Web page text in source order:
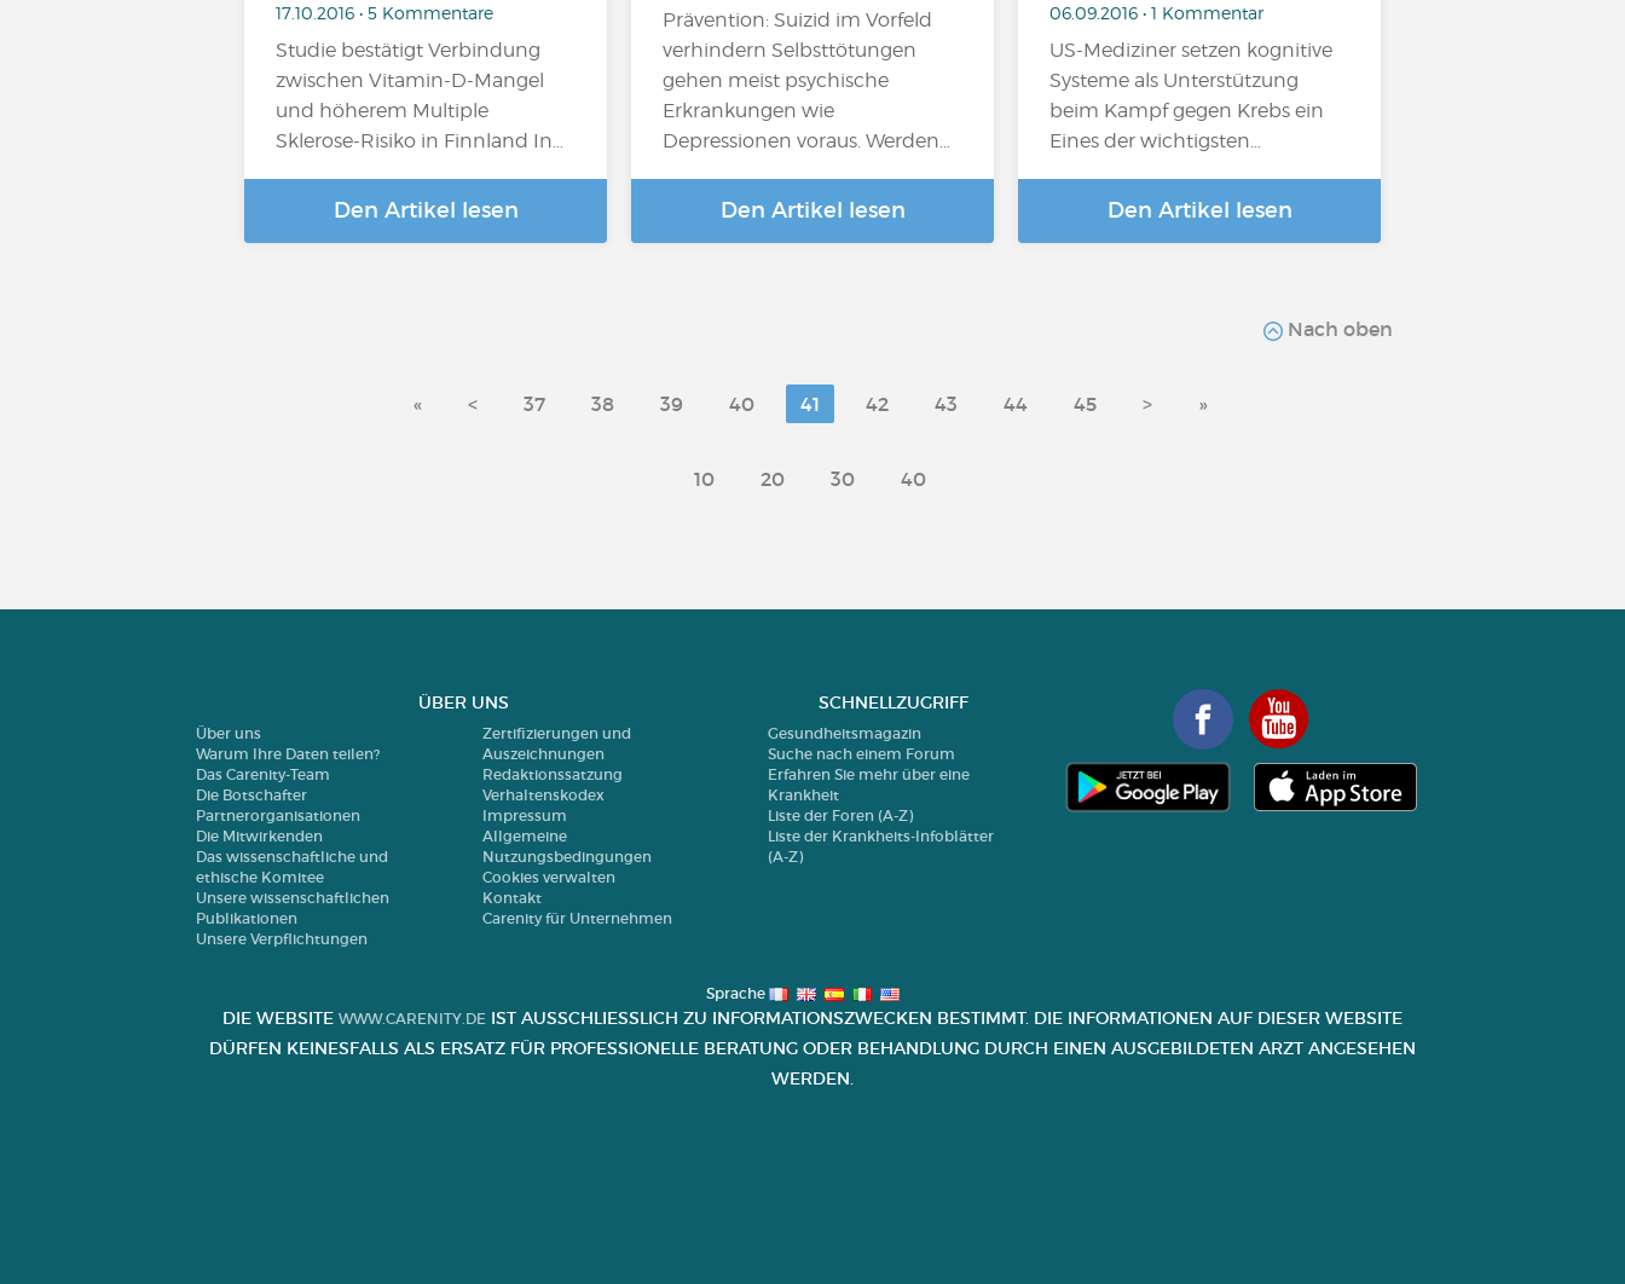
17.10.2016 • 5 Kommentare
Studie bestätigt Verbindung
zwischen Vitamin-D-Mangel
und höherem Multiple
Sklerose-Risiko in Finnland In…
Den Artikel lesen
Prävention: Suizid im Vorfeld
verhindern Selbsttötungen
gehen meist psychische
Erkrankungen wie
Depressionen voraus. Werden…
Den Artikel lesen
06.09.2016 • 1 Kommentar
US-Mediziner setzen kognitive
Systeme als Unterstützung
beim Kampf gegen Krebs ein
Eines der wichtigsten…
Den Artikel lesen
Nach oben
« < 37 38 39 40 41 42 43 44 45 > »
10 20 30 40
ÜBER UNS
Über uns
Warum Ihre Daten teilen?
Das Carenity-Team
Die Botschafter
Partnerorganisationen
Die Mitwirkenden
Das wissenschaftliche und
ethische Komitee
Unsere wissenschaftlichen
Publikationen
Unsere Verpflichtungen
Zertifizierungen und
Auszeichnungen
Redaktionssatzung
Verhaltenskodex
Impressum
Allgemeine
Nutzungsbedingungen
Cookies verwalten
Kontakt
Carenity für Unternehmen
SCHNELLZUGRIFF
Gesundheitsmagazin
Suche nach einem Forum
Erfahren Sie mehr über eine
Krankheit
Liste der Foren (A-Z)
Liste der Krankheits-Infoblätter
(A-Z)
Sprache
DIE WEBSITE WWW.CARENITY.DE IST AUSSCHLIESSLICH ZU INFORMATIONSZWECKEN BESTIMMT. DIE INFORMATIONEN AUF DIESER WEBSITE D
ÜRFEN KEINESFALLS ALS ERSATZ FÜR PROFESSIONELLE BERATUNG ODER BEHANDLUNG DURCH EINEN AUSGEBILDETEN ARZT ANGESEHEN W
ERDEN.